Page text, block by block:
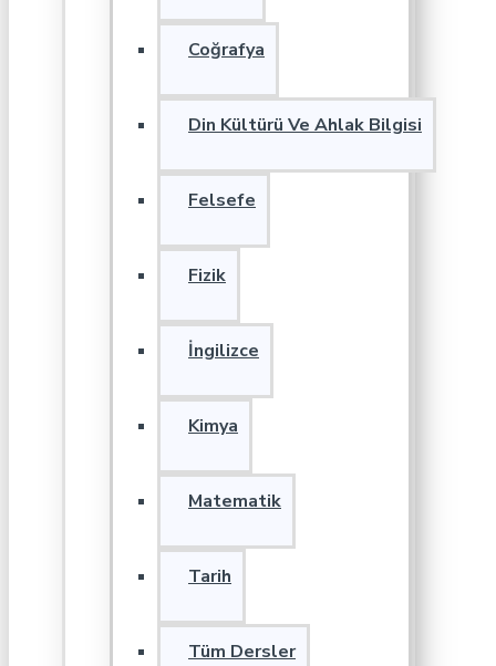
Coğrafya
Din Kültürü Ve Ahlak Bilgisi
Felsefe
Fizik
İngilizce
Kimya
Matematik
Tarih
Tüm Dersler